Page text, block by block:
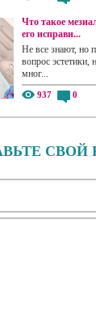
Что такое
его исправи...
Не все знают, но
вопрос эстетики,
мног...
937 0